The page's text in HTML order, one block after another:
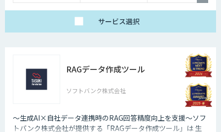
サービス選択
RAGデータ作成ツール
ソフトバンク株式会社
～生成AI×自社データ連携時のRAG回答精度向上を支援～ソフ
トバンク株式会社が提供する「RAGデータ作成ツール」は 生